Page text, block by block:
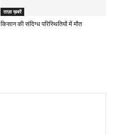
ताज़ा ख़बरें
किसान की संदिग्ध परिस्थितियों में मौत